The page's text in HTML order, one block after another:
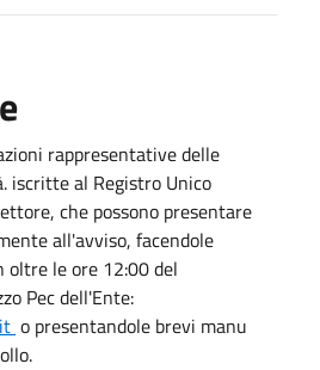
rappresentative delle
iscritte al Registro Unico
che possono presentare
all'avviso, facendole
oltre le ore 12:00 del
Pec dell'Ente:
o presentandole brevi manu